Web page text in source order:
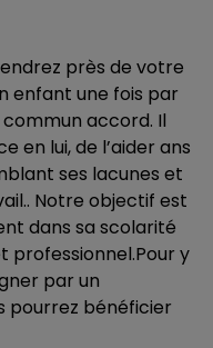
près de votre
enfant une fois par
commun accord. Il
en lui, de l’aider ans
ses lacunes et
Notre objectif est
dans sa scolarité
professionnel.Pour y
par un
pourrez bénéficier